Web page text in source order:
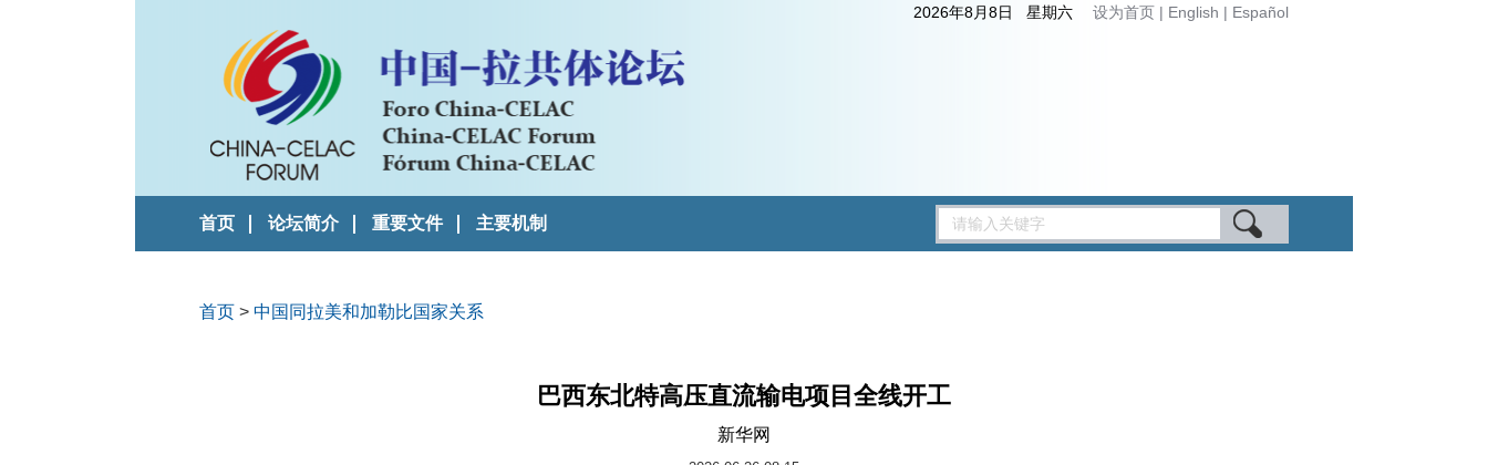
2026年8月8日 星期六 设为首页 | English | Español
首页 论坛简介 重要文件 主要机制
首页 > 中国同拉美和加勒比国家关系
巴西东北特高压直流输电项目全线开工
新华网